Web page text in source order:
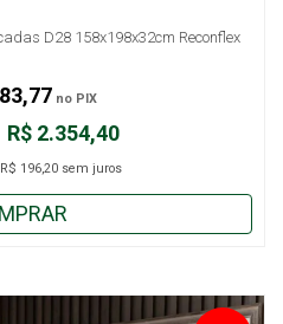
D28 158x198x32cm Reconflex
R$ 2.354,40
R$ 196,20 sem juros
no PIX